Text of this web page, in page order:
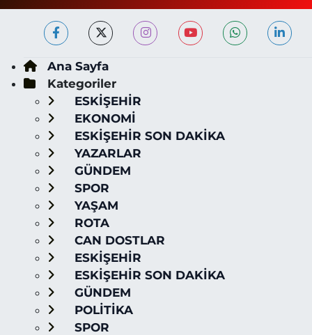
Ana Sayfa
Kategoriler
ESKİŞEHİR
EKONOMİ
ESKİŞEHİR SON DAKİKA
YAZARLAR
GÜNDEM
SPOR
YAŞAM
ROTA
CAN DOSTLAR
ESKİŞEHİR
ESKİŞEHİR SON DAKİKA
GÜNDEM
POLİTİKA
SPOR